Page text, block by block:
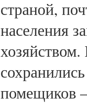
страной,
населения
помещиков